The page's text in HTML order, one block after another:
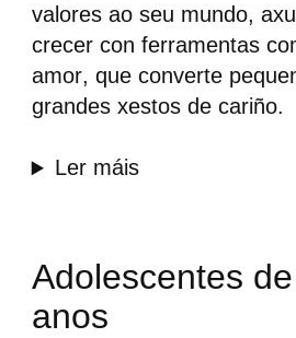
valores ao seu mundo,
crecer con ferramentas
amor, que converte
grandes xestos de cariño.
Ler máis
Adolescentes
anos